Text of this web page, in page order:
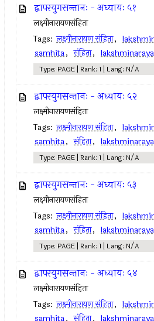
द्वापरयुगसन्तानः - अध्यायः ५१
लक्ष्मीनारायणसंहिता
Tags: लक्ष्मीनारायण संहिता,
samhita, संहिता,
Type: PAGE | Rank: 1 | Lang: N/A
द्वापरयुगसन्तानः - अध्यायः ५२
लक्ष्मीनारायणसंहिता
Tags: लक्ष्मीनारायण संहिता,
samhita, संहिता,
Type: PAGE | Rank: 1 | Lang: N/A
द्वापरयुगसन्तानः - अध्यायः ५३
लक्ष्मीनारायणसंहिता
Tags: लक्ष्मीनारायण संहिता,
samhita, संहिता,
Type: PAGE | Rank: 1 | Lang: N/A
द्वापरयुगसन्तानः - अध्यायः ५४
लक्ष्मीनारायणसंहिता
Tags: लक्ष्मीनारायण संहिता,
samhita, संहिता,